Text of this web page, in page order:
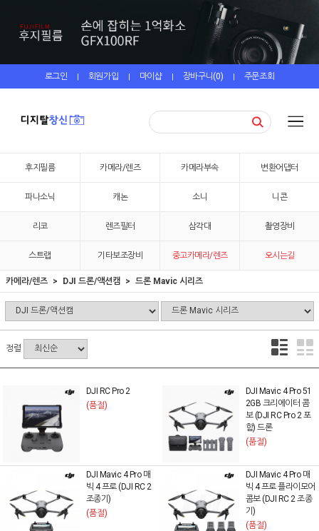
로그인 | 회원가입 | 마이샵 | 장바구니(0) | 주문조회
후지필름 카메라/렌즈 카메라부속 변환어댑터
파나소닉 캐논 소니 니콘
리코 렌즈필터 삼각대 촬영장비
스트랩 기타보조장비 중고카메라/렌즈 오시는길
카메라/렌즈 DJI 드론/액션캠 드론 Mavic 시리즈
정렬
DJI RC Pro 2
(품절)
DJI Mavic 4 Pro 51
2GB 크리에이터 콤
보 (DJI RC Pro 2 포
함) 드론
(품절)
DJI Mavic 4 Pro 매
빅 4 프로 (DJI RC 2
조종기)
(품절)
DJI Mavic 4 Pro 매
빅 4 프로 플라이모어
콤보 (DJI RC 2 조종
기)
(품절)